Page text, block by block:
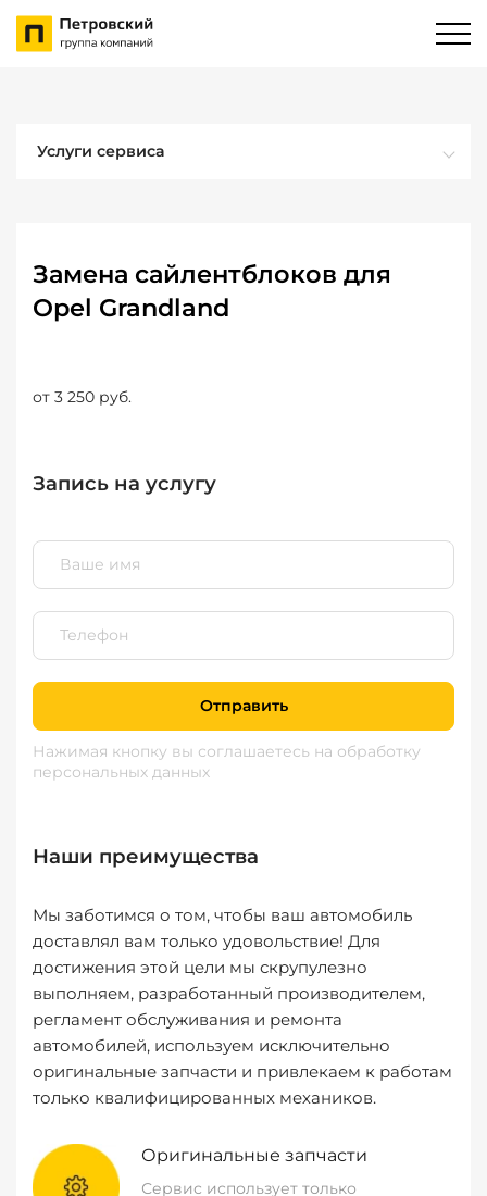
Услуги сервиса
Замена сайлентблоков для
Opel Grandland
от 3 250 руб.
Запись на услугу
Отправить
Нажимая кнопку вы соглашаетесь на обработку
персональных данных
Наши преимущества
Мы заботимся о том, чтобы ваш автомобиль
доставлял вам только удовольствие! Для
достижения этой цели мы скрупулезно
выполняем, разработанный производителем,
регламент обслуживания и ремонта
автомобилей, используем исключительно
оригинальные запчасти и привлекаем к работам
только квалифицированных механиков.
Оригинальные запчасти
Сервис использует только